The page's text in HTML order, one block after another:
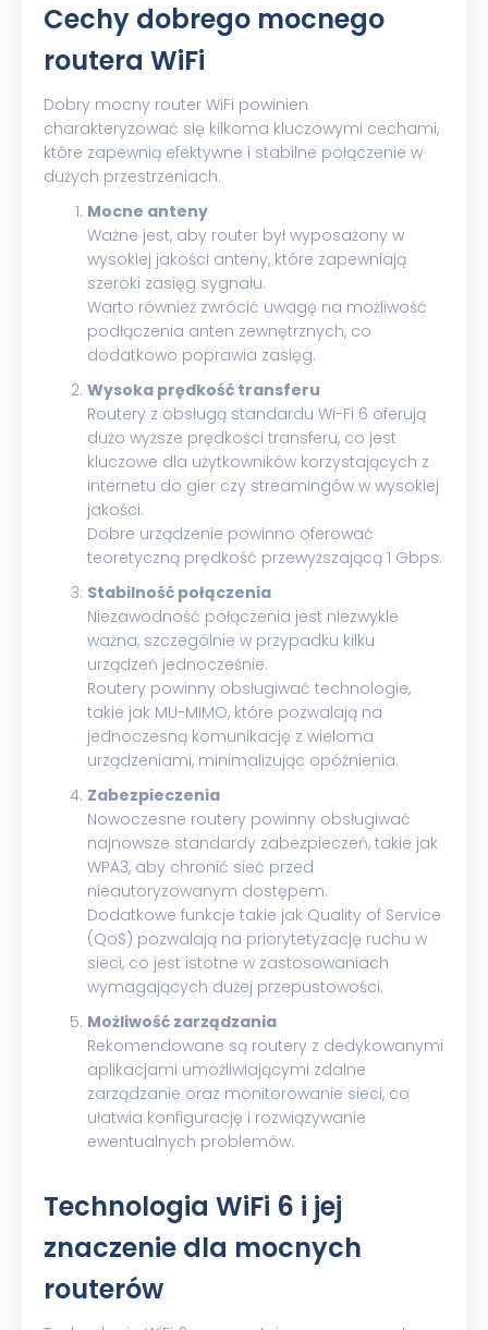
Cechy dobrego mocnego
routera WiFi
Dobry mocny router WiFi powinien
charakteryzować się kilkoma kluczowymi cechami,
które zapewnią efektywne i stabilne połączenie w
dużych przestrzeniach.
Mocne anteny
Ważne jest, aby router był wyposażony w
wysokiej jakości anteny, które zapewniają
szeroki zasięg sygnału.
Warto również zwrócić uwagę na możliwość
podłączenia anten zewnętrznych, co
dodatkowo poprawia zasięg.
Wysoka prędkość transferu
Routery z obsługą standardu Wi-Fi 6 oferują
dużo wyższe prędkości transferu, co jest
kluczowe dla użytkowników korzystających z
internetu do gier czy streamingów w wysokiej
jakości.
Dobre urządzenie powinno oferować
teoretyczną prędkość przewyższającą 1 Gbps.
Stabilność połączenia
Niezawodność połączenia jest niezwykle
ważna, szczególnie w przypadku kilku
urządzeń jednocześnie.
Routery powinny obsługiwać technologie,
takie jak MU-MIMO, które pozwalają na
jednoczesną komunikację z wieloma
urządzeniami, minimalizując opóźnienia.
Zabezpieczenia
Nowoczesne routery powinny obsługiwać
najnowsze standardy zabezpieczeń, takie jak
WPA3, aby chronić sieć przed
nieautoryzowanym dostępem.
Dodatkowe funkcje takie jak Quality of Service
(QoS) pozwalają na priorytetyzację ruchu w
sieci, co jest istotne w zastosowaniach
wymagających dużej przepustowości.
Możliwość zarządzania
Rekomendowane są routery z dedykowanymi
aplikacjami umożliwiającymi zdalne
zarządzanie oraz monitorowanie sieci, co
ułatwia konfigurację i rozwiązywanie
ewentualnych problemów.
Technologia WiFi 6 i jej
znaczenie dla mocnych
routerów